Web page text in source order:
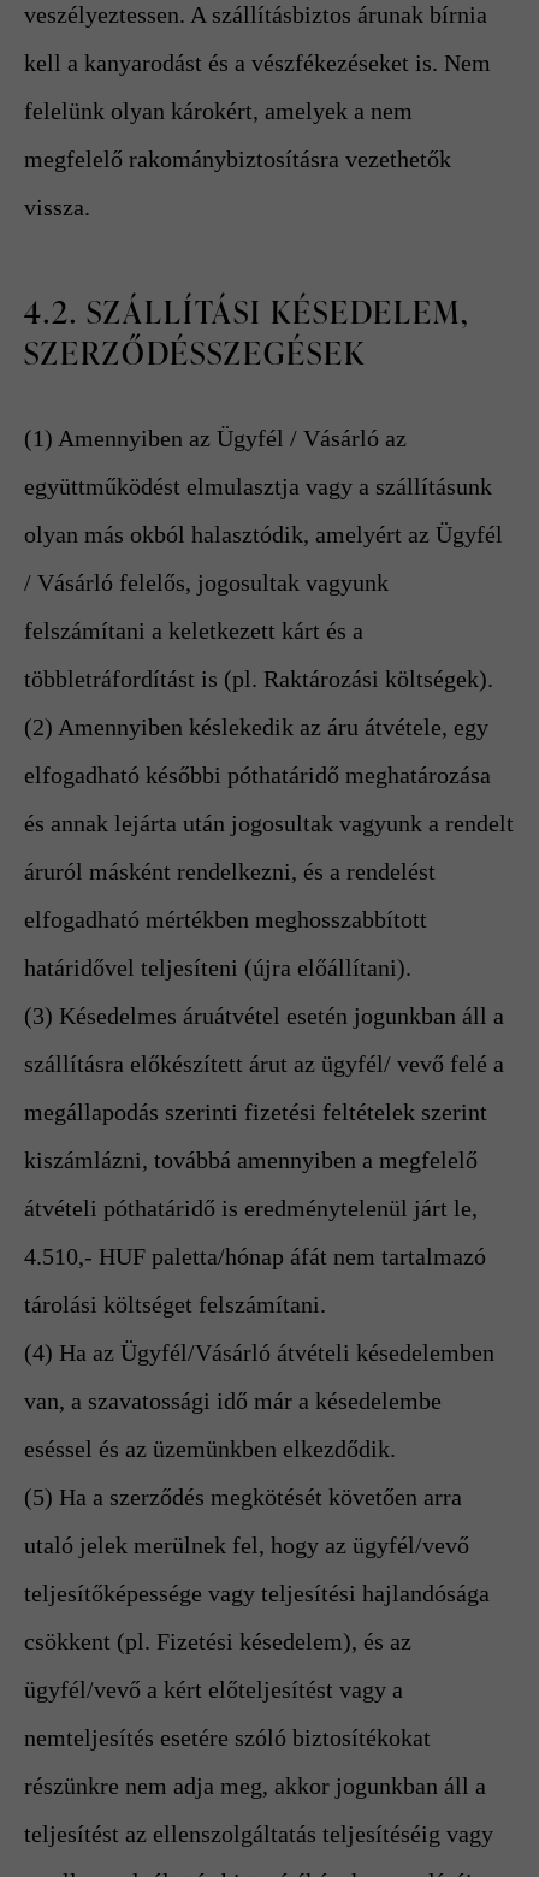
veszélyeztessen. A szállításbiztos árunak bírnia
kell a kanyarodást és a vészfékezéseket is. Nem
felelünk olyan károkért, amelyek a nem
megfelelő rakománybiztosításra vezethetők
vissza.
4.2. SZÁLLÍTÁSI KÉSEDELEM,
SZERZŐDÉSSZEGÉSEK
(1) Amennyiben az Ügyfél / Vásárló az
együttműködést elmulasztja vagy a szállításunk
olyan más okból halasztódik, amelyért az Ügyfél
/ Vásárló felelős, jogosultak vagyunk
felszámítani a keletkezett kárt és a
többletráfordítást is (pl. Raktározási költségek).
(2) Amennyiben késlekedik az áru átvétele, egy
elfogadható későbbi póthatáridő meghatározása
és annak lejárta után jogosultak vagyunk a rendelt
áruról másként rendelkezni, és a rendelést
elfogadható mértékben meghosszabbított
határidővel teljesíteni (újra előállítani).
(3) Késedelmes áruátvétel esetén jogunkban áll a
szállításra előkészített árut az ügyfél/ vevő felé a
megállapodás szerinti fizetési feltételek szerint
kiszámlázni, továbbá amennyiben a megfelelő
átvételi póthatáridő is eredménytelenül járt le,
4.510,- HUF paletta/hónap áfát nem tartalmazó
tárolási költséget felszámítani.
(4) Ha az Ügyfél/Vásárló átvételi késedelemben
van, a szavatossági idő már a késedelembe
eséssel és az üzemünkben elkezdődik.
(5) Ha a szerződés megkötését követően arra
utaló jelek merülnek fel, hogy az ügyfél/vevő
teljesítőképessége vagy teljesítési hajlandósága
csökkent (pl. Fizetési késedelem), és az
ügyfél/vevő a kért előteljesítést vagy a
nemteljesítés esetére szóló biztosítékokat
részünkre nem adja meg, akkor jogunkban áll a
teljesítést az ellenszolgáltatás teljesítéséig vagy